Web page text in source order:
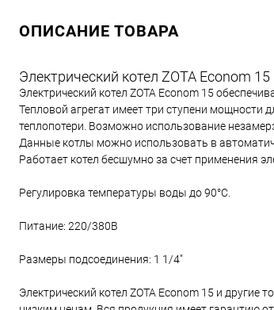
ОПИСАНИЕ ТОВАРА
Электрический котел ZOTA Econom 15
Электрический котел ZOTA Econom 15
Тепловой агрегат имеет три ступени мощности
теплопотери. Возможно использование
Данные котлы можно использовать в
Работает котел бесшумно за счет применения
Регулировка температуры воды до 90°С.
Питание: 220/380В
Размеры подсоединения: 1 1/4"
Электрический котел ZOTA Econom 15 и другие